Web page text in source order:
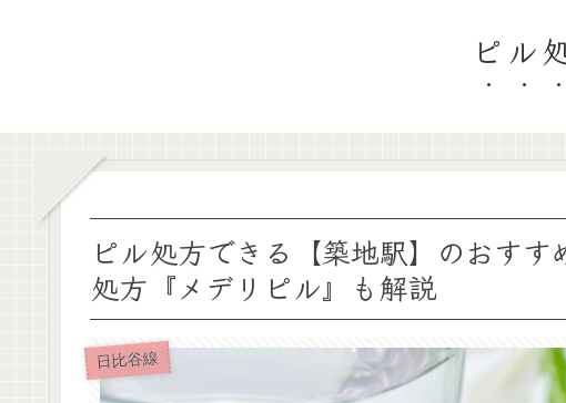
ピル
ピル処方できる【築地駅】のおす
処方『メデリピル』も解説
日比谷線